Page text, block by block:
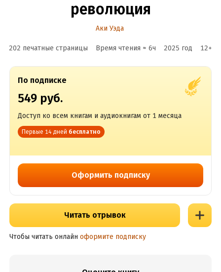
революция
Аки Уэда
202 печатные страницы Время чтения ≈ 6ч 2025 год 12+
По подписке
549 руб.
Доступ ко всем книгам и аудиокнигам от 1 месяца
Первые 14 дней бесплатно
Оформить подписку
Читать отрывок
Чтобы читать онлайн оформите подписку